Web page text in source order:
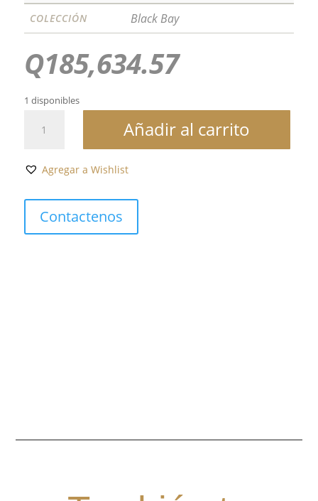
COLECCIÓN Black Bay
Q185,634.57
1 disponibles
18K
Añadir al carrito
Agregar a Wishlist
Contactenos